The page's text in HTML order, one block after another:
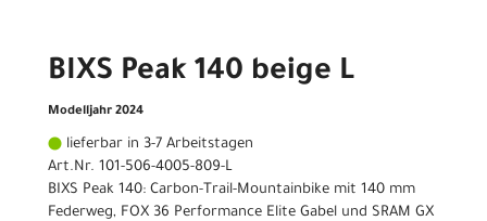
BIXS Peak 140 beige L
Modelljahr 2024
lieferbar in 3-7 Arbeitstagen
Art.Nr. 101-506-4005-809-L
BIXS Peak 140: Carbon-Trail-Mountainbike mit 140 mm
Federweg, FOX 36 Performance Elite Gabel und SRAM GX